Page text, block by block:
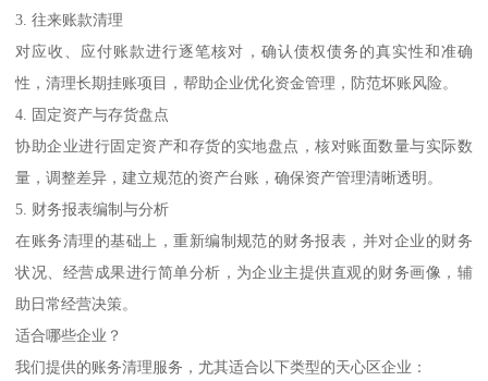
3. 往来账款清理
对应收、应付账款进行逐笔核对，确认债权债务的真实性和准确
性，清理长期挂账项目，帮助企业优化资金管理，防范坏账风险。
4. 固定资产与存货盘点
协助企业进行固定资产和存货的实地盘点，核对账面数量与实际数
量，调整差异，建立规范的资产台账，确保资产管理清晰透明。
5. 财务报表编制与分析
在账务清理的基础上，重新编制规范的财务报表，并对企业的财务
状况、经营成果进行简单分析，为企业主提供直观的财务画像，辅
助日常经营决策。
适合哪些企业？
我们提供的账务清理服务，尤其适合以下类型的天心区企业：